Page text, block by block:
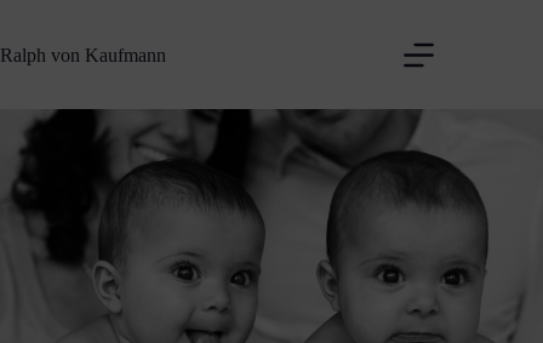
Inhalt
Ralph von Kaufmann